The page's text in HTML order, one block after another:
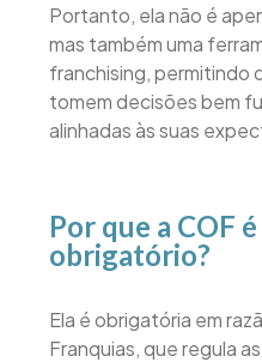
Portanto, ela não é
mas também uma
franchising, permitindo
tomem decisões bem
alinhadas às suas
Por que a COF
obrigatório?
Ela é obrigatória em
Franquias, que regula